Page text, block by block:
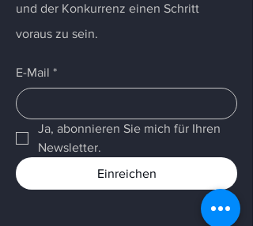
und der Konkurrenz einen Schritt
voraus zu sein.
E-Mail *
Ja, abonnieren Sie mich für Ihren
Newsletter.
Einreichen